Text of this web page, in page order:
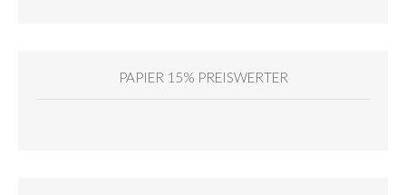
PAPIER 15% PREISWERTER